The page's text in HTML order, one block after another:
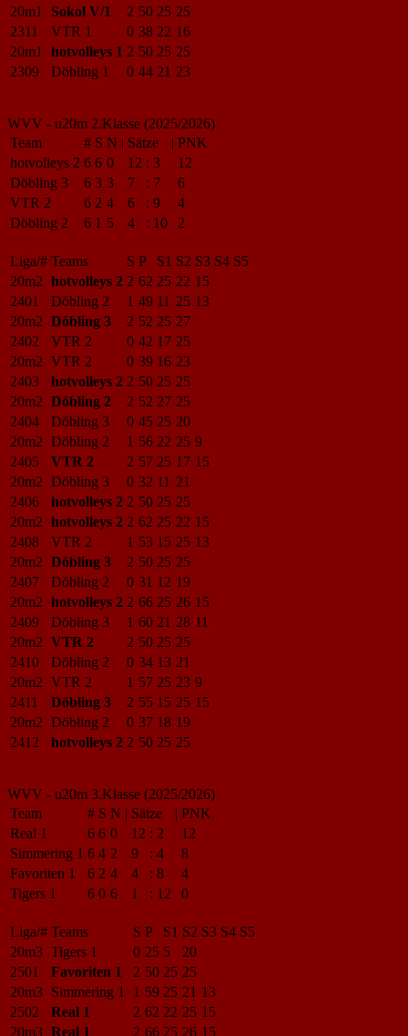
20m1
Sokol V/1 2 50 25 25
2311
VTR 1 0 38 22 16
20m1
hotvolleys 1 2 50 25 25
2309
Döbling 1 0 44 21 23
WVV - u20m 2.Klasse (2025/2026)
Team
# S N | Sätze | PNK
hotvolleys 2 6 6 0 12 : 3
12
Döbling 3
6 3 3 7 : 7
6
VTR 2
6 2 4 6 : 9
4
Döbling 2
6 1 5 4 : 10 2
Liga/# Teams S P S1 S2 S3 S4 S5
20m2 hotvolleys 2 2 62 25 22 15
2401
Döbling 2 1 49 11 25 13
20m2 Döbling 3 2 52 25 27
2402
VTR 2 0 42 17 25
20m2 VTR 2 0 39 16 23
2403
hotvolleys 2 2 50 25 25
20m2 Döbling 2 2 52 27 25
2404
Döbling 3 0 45 25 20
20m2 Döbling 2 1 56 22 25 9
2405
VTR 2 2 57 25 17 15
20m2 Döbling 3 0 32 11 21
2406
hotvolleys 2 2 50 25 25
20m2 hotvolleys 2 2 62 25 22 15
2408
VTR 2 1 53 15 25 13
20m2 Döbling 3 2 50 25 25
2407
Döbling 2 0 31 12 19
20m2 hotvolleys 2 2 66 25 26 15
2409
Döbling 3 1 60 21 28 11
20m2 VTR 2 2 50 25 25
2410
Döbling 2 0 34 13 21
20m2 VTR 2 1 57 25 23 9
2411
Döbling 3 2 55 15 25 15
20m2 Döbling 2 0 37 18 19
2412
hotvolleys 2 2 50 25 25
WVV - u20m 3.Klasse (2025/2026)
Team
# S N | Sätze | PNK
Real 1
6 6 0 12 : 2
12
Simmering 1 6 4 2 9 : 4
8
Favoriten 1
6 2 4 4 : 8
4
Tigers 1
6 0 6 1 : 12 0
Liga/# Teams S P S1 S2 S3 S4 S5
20m3 Tigers 1 0 25 5
20
2501
Favoriten 1 2 50 25 25
20m3 Simmering 1 1 59 25 21 13
2502
Real 1 2 62 22 25 15
20m3 Real 1 2 66 25 26 15